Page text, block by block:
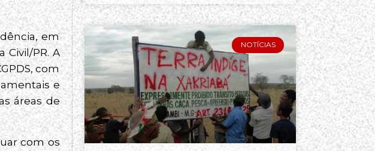
em
Civil/PR. A
com
e
áreas de
com os
NOTÍCIAS